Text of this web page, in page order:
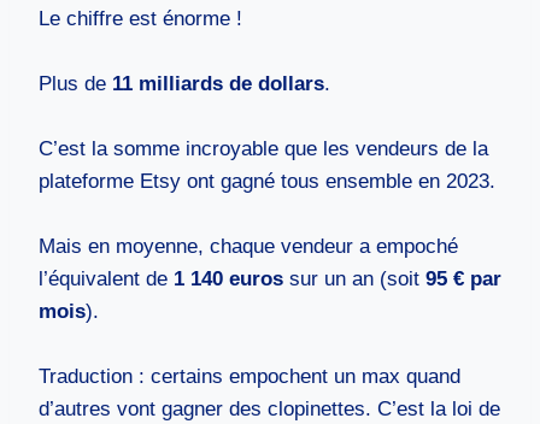
Le chiffre est énorme !
Plus de 11 milliards de dollars.
C’est la somme incroyable que les vendeurs de la
plateforme Etsy ont gagné tous ensemble en 2023.
Mais en moyenne, chaque vendeur a empoché
l’équivalent de 1 140 euros sur un an (soit 95 € par
mois).
Traduction : certains empochent un max quand
d’autres vont gagner des clopinettes. C’est la loi de